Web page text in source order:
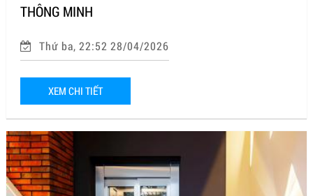
THÔNG MINH
Thứ ba, 22:52 28/04/2026
XEM CHI TIẾT